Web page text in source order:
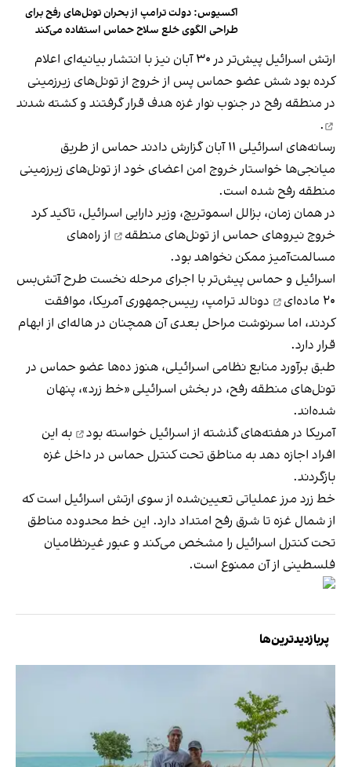
اکسیوس: دولت ترامپ از بحران تونل‌های رفح برای
طراحی الگوی خلع سلاح حماس استفاده می‌کند
ارتش اسرائیل پیش‌تر در ۳۰ آبان نیز با انتشار بیانیه‌ای اعلام
کرده بود شش عضو حماس پس از خروج از تونل‌های زیرزمینی
در منطقه رفح در جنوب نوار غزه هدف قرار گرفتند وکشته شدند
.
رسانه‌های اسرائیلی ۱۱ آبان گزارش دادند حماس از طریق
میانجی‌ها خواستار خروج امن اعضای خود از تونل‌های زیرزمینی
منطقه رفح شده است.
در همان زمان، بزالل اسموتریچ، وزیر دارایی اسرائیل، تاکید کرد
خروج نیروهای حماس از تونل‌های منطقه
از راه‌های
مسالمت‌آمیز ممکن نخواهد بود.
اسرائيل و حماس پیش‌تر با اجرای مرحله نخست طرح آتش‌بس
۲۰ ماده‌ای
دونالد ترامپ، رییس‌جمهوری آمریکا، موافقت
کردند، اما سرنوشت مراحل بعدی آن همچنان در هاله‌ای از ابهام
قرار دارد.
طبق برآورد منابع نظامی اسرائیلی، هنوز ده‌ها عضو حماس در
تونل‌های منطقه رفح، در بخش اسرائیلی «خط زرد»، پنهان
شده‌اند.
آمریکا در هفته‌های گذشته از اسرائیل خواسته بود
به این
افراد اجازه دهد به مناطق تحت کنترل حماس در داخل غزه
بازگردند.
خط زرد مرز عملیاتی تعیین‌شده از سوی ارتش اسرائیل است که
از شمال غزه تا شرق رفح امتداد دارد. این خط محدوده مناطق
تحت کنترل اسرائیل را مشخص می‌کند و عبور غیرنظامیان
فلسطینی از آن ممنوع است.
پربازدیدترین‌ها